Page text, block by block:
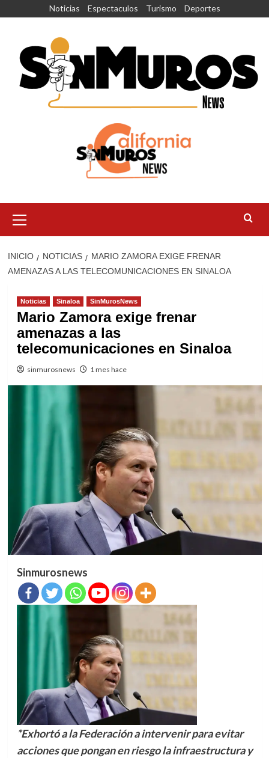
Noticias Espectaculos Turismo Deportes
principal
INICIO NOTICIAS
MARIO ZAMORA EXIGE FRENAR
AMENAZAS A LAS TELECOMUNICACIONES EN SINALOA
Noticias Sinaloa SinMurosNews
Mario Zamora exige frenar
amenazas a las
telecomunicaciones en Sinaloa
sinmurosnews 1 mes hace
Sinmurosnews
*Exhortó a la Federación a intervenir para evitar
acciones que pongan en riesgo la infraestructura y